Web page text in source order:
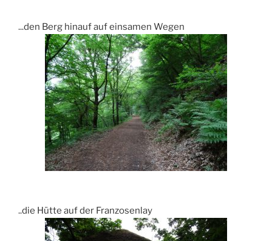
...den Berg hinauf auf einsamen Wegen
..die Hütte auf der Franzosenlay